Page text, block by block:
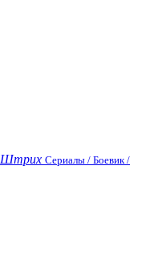
Штрих Сериалы / Боевик /